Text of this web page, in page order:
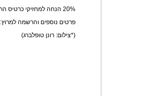
20% הנחה למחזיקי כרטיס התושב "דיגיתל".
פרטים נוספים והרשמה למרוץ:
(*צילום: רונן טופלברג)